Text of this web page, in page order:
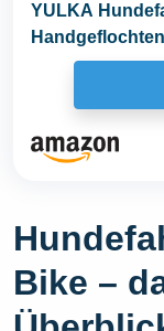
YULKA
Bike –